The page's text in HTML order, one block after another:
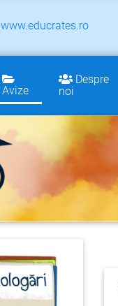
www.educrates.ro
Avize
Despre
noi